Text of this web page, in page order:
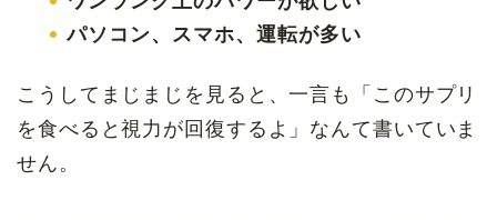
パソコン、スマホ、運転が多い
こうしてまじまじを見ると、一言も「このサプリ
を食べると視力が回復するよ」なんて書いていま
せん。